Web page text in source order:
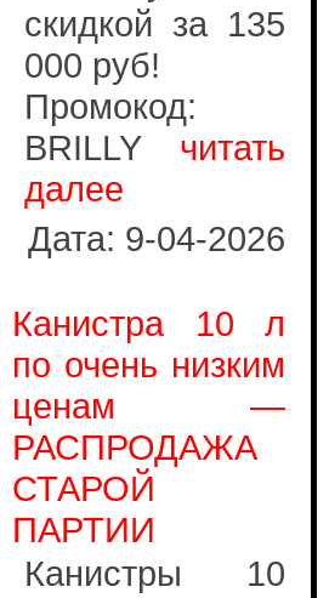
скидкой за 135
000 руб!
Промокод:
BRILLY читать
далее
Дата: 9-04-2026
Канистра 10 л
по очень низким
ценам —
РАСПРОДАЖА
СТАРОЙ
ПАРТИИ
Канистры 10